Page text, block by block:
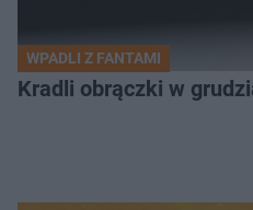
WPADLI Z FANTAMI
Kradli obrączki w